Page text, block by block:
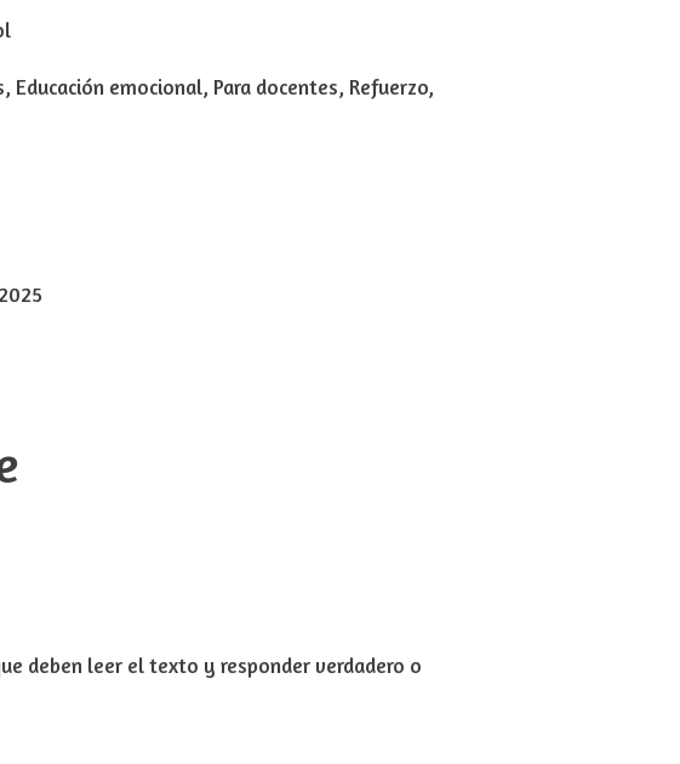
Educación emocional, Para docentes, Refuerzo,
deben leer el texto y responder verdadero o